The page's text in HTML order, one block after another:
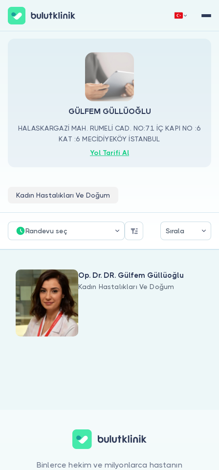
Doktor musunuz?
GÜLFEM GÜLLÜOĞLU
HALASKARGAZİ MAH. RUMELİ CAD. NO:71 İÇ KAPI NO :6
KAT :6 MECİDİYEKÖY İSTANBUL
Yol Tarifi Al
Kadın Hastalıkları Ve Doğum
Randevu seç Sırala
Op. Dr. DR. Gülfem Güllüoğlu
Kadın Hastalıkları Ve Doğum
Binlerce hekim ve milyonlarca hastanın